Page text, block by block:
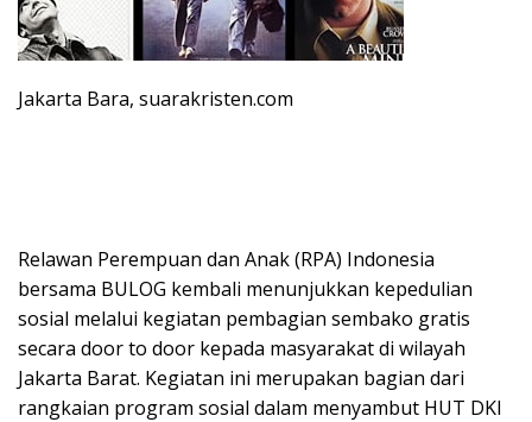
Jakarta Bara, suarakristen.com
Relawan Perempuan dan Anak (RPA) Indonesia
bersama BULOG kembali menunjukkan kepedulian
sosial melalui kegiatan pembagian sembako gratis
secara door to door kepada masyarakat di wilayah
Jakarta Barat. Kegiatan ini merupakan bagian dari
rangkaian program sosial dalam menyambut HUT DKI